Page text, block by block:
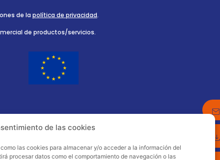
de las cookies
las cookies para almacenar y/o acceder a la información del
procesar datos como el comportamiento de navegación o las
de la política de privacidad.
de productos/servicios.